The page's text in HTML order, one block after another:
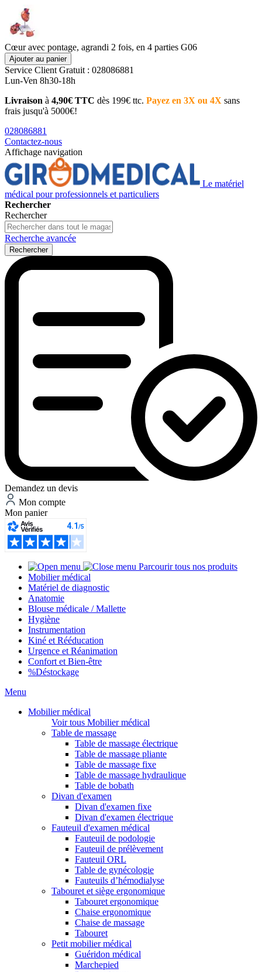
Cœur avec pontage, agrandi 2 fois, en 4 parties G06
Ajouter au panier
Service Client Gratuit : 028086881
Lun-Ven 8h30-18h
Livraison à 4,90€ TTC dès 199€ ttc. Payez en 3X ou 4X sans
frais jusqu'à 5000€!
028086881
Contactez-nous
Affichage navigation
Le matériel
médical pour professionnels et particuliers
Rechercher
Rechercher
Recherche avancée
Rechercher
Demandez un devis
Mon compte
Mon panier
Parcourir tous nos produits
Mobilier médical
Matériel de diagnostic
Anatomie
Blouse médicale / Mallette
Hygiène
Instrumentation
Kiné et Rééducation
Urgence et Réanimation
Confort et Bien-être
%Déstockage
Menu
Mobilier médical
Voir tous Mobilier médical
Table de massage
Table de massage électrique
Table de massage pliante
Table de massage fixe
Table de massage hydraulique
Table de bobath
Divan d'examen
Divan d'examen fixe
Divan d'examen électrique
Fauteuil d'examen médical
Fauteuil de podologie
Fauteuil de prélèvement
Fauteuil ORL
Table de gynécologie
Fauteuils d’hémodialyse
Tabouret et siège ergonomique
Tabouret ergonomique
Chaise ergonomique
Chaise de massage
Tabouret
Petit mobilier médical
Guéridon médical
Marchepied